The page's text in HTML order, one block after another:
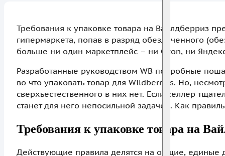
Требования к упаковке товара на Вайлдберриз
гипермаркета, попав в разряд обезличенного
больше ни один маркетплейс – ни Ozon, ни
Разработанные руководством WB подробные
во что упаковать товар для Wildberries. Но,
сверхъестественного в них нет. Если селлер
станет для него непосильной задачей. Как
Требования к упаковке товара на
Действующие правила делятся на общие, единые